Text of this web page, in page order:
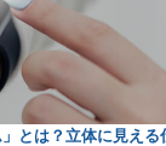
とは？立体に見える